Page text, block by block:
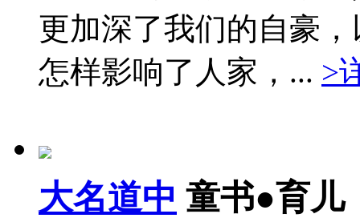
更加深了我们的自豪
怎样影响了人家，... >
大名道中 童书●育儿